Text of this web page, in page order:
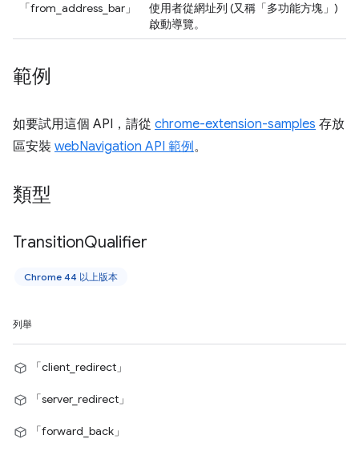
「from_address_bar」
使用者從網址列 (又稱「多功能方塊」)
啟動導覽。
範例
如要試用這個 API，請從 chrome-extension-samples 存放
區安裝 webNavigation API 範例。
類型
TransitionQualifier
Chrome 44 以上版本
列舉
「client_redirect」
「server_redirect」
「forward_back」